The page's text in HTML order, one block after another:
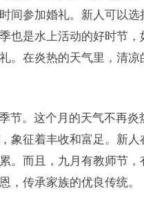
间参加婚礼。新人可以
也是水上活动的好时节
。在炎热的天气里，清
节。这个月的天气不再炎
象征着丰收和富足。新
。而且，九月有教师节
，传承家族的优良传统。